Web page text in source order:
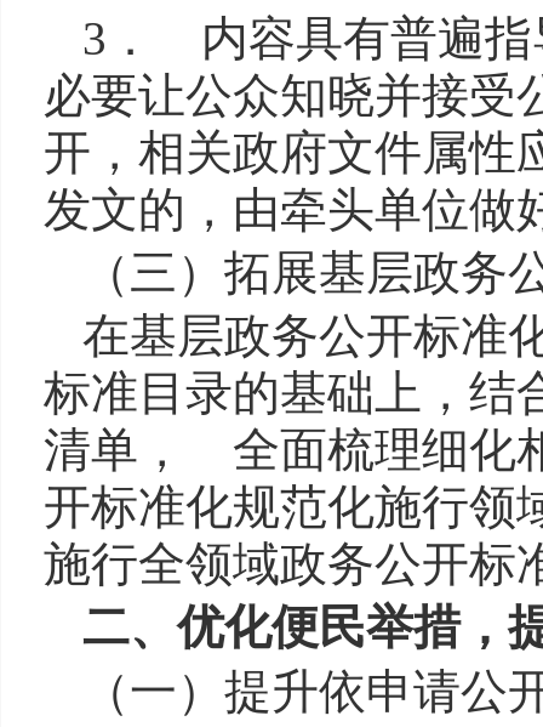
3． 内容具有普遍指
必要让公众知晓并接受
开，相关政府文件属性
发文的，由牵头单位做
（三）拓展基层政务
在基层政务公开标准
标准目录的基础上，结
清单， 全面梳理细化
开标准化规范化施行领
施行全领域政务公开标
二、优化便民举措，
（一）提升依申请公